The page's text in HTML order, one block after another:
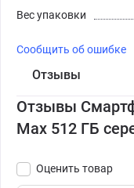
Вес упаковки
Сообщить об ошибке
Отзывы
Отзывы
Max 512 ГБ
Оценить товар